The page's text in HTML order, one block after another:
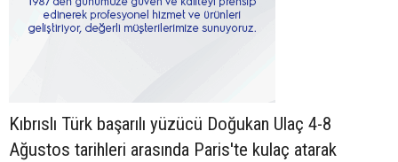
Kıbrıslı Türk başarılı yüzücü Doğukan Ulaç 4-8
Ağustos tarihleri arasında Paris'te kulaç atarak